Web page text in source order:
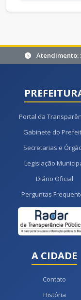
Atendimento:
Portal da
Gabinete do
Secretarias e
Legislação
Diário Oficial
Perguntas
A CIDADE
Contato
História